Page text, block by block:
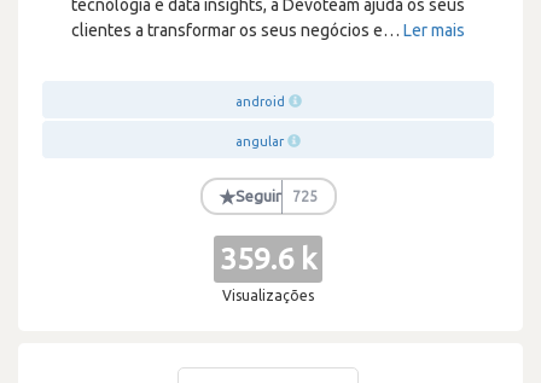
tecnologia e data insights, a Devoteam ajuda os seus
clientes a transformar os seus negócios e… Ler mais
android
angular
★Seguir 725
359.6 k
Visualizações